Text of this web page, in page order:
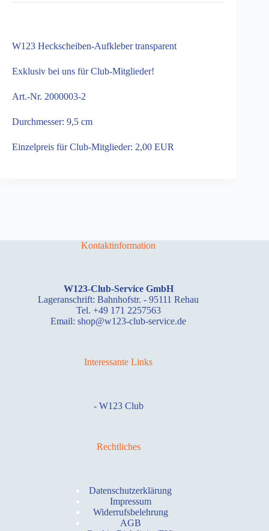
W123 Heckscheiben-Aufkleber transparent
Exklusiv bei uns für Club-Mitglieder!
Art.-Nr. 2000003-2
Durchmesser: 9,5 cm
Einzelpreis für Club-Mitglieder: 2,00 EUR
Kontaktinformation
W123-Club-Service GmbH
Lageranschrift: Bahnhofstr. - 95111 Rehau
Tel. +49 171 2257563
Email: shop@w123-club-service.de
Interessante Links
- W123 Club
Rechtliches
Datenschutzerklärung
Impressum
Widerrufsbelehrung
AGB